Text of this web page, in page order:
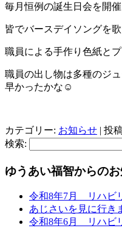
毎月恒例の誕生日会を開催
皆でバースデイソングを
職員による手作り色紙と
職員の出し物は多種のジ
早かったかな☺
カテゴリー: お知らせ | 投
検索:
ゆうあい福智からの
令和8年7月 リハビ
あじさいを見に行き
令和8年6月 リハビ